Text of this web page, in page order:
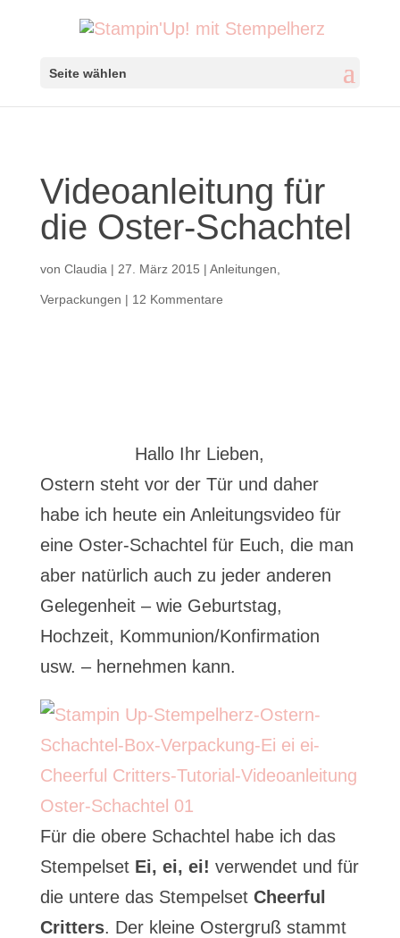
Seite wählen
Videoanleitung für
die Oster-Schachtel
von Claudia | 27. März 2015 | Anleitungen
Verpackungen | 12 Kommentare
Hallo Ihr Lieben,
Ostern steht vor der Tür und daher
habe ich heute ein Anleitungsvideo für
eine Oster-Schachtel für Euch, die man
aber natürlich auch zu jeder anderen
Gelegenheit – wie Geburtstag,
Hochzeit, Kommunion/Konfirmation
usw. – hernehmen kann.
Für die obere Schachtel habe ich das
Stempelset Ei, ei, ei! verwendet und für
die untere das Stempelset Cheerful
Critters. Der kleine Ostergruß stammt